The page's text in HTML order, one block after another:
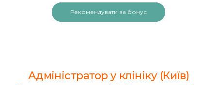
Рекомендувати за бонус
Адміністратор у клініку (Київ)